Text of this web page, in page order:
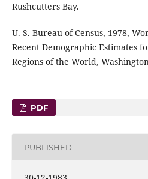
Rushcutters Bay.
U. S. Bureau of Census, 1978,
Recent Demographic Estimates
Regions of the World,
PDF
PUBLISHED